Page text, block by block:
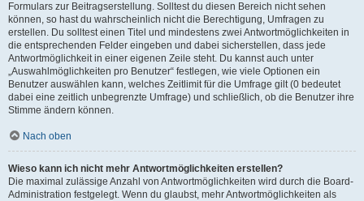
Formulars zur Beitragserstellung. Solltest du diesen Bereich nicht sehen
können, so hast du wahrscheinlich nicht die Berechtigung, Umfragen zu
erstellen. Du solltest einen Titel und mindestens zwei Antwortmöglichkeiten in
die entsprechenden Felder eingeben und dabei sicherstellen, dass jede
Antwortmöglichkeit in einer eigenen Zeile steht. Du kannst auch unter
„Auswahlmöglichkeiten pro Benutzer“ festlegen, wie viele Optionen ein
Benutzer auswählen kann, welches Zeitlimit für die Umfrage gilt (0 bedeutet
dabei eine zeitlich unbegrenzte Umfrage) und schließlich, ob die Benutzer ihre
Stimme ändern können.
Nach oben
Wieso kann ich nicht mehr Antwortmöglichkeiten erstellen?
Die maximal zulässige Anzahl von Antwortmöglichkeiten wird durch die Board-
Administration festgelegt. Wenn du glaubst, mehr Antwortmöglichkeiten als